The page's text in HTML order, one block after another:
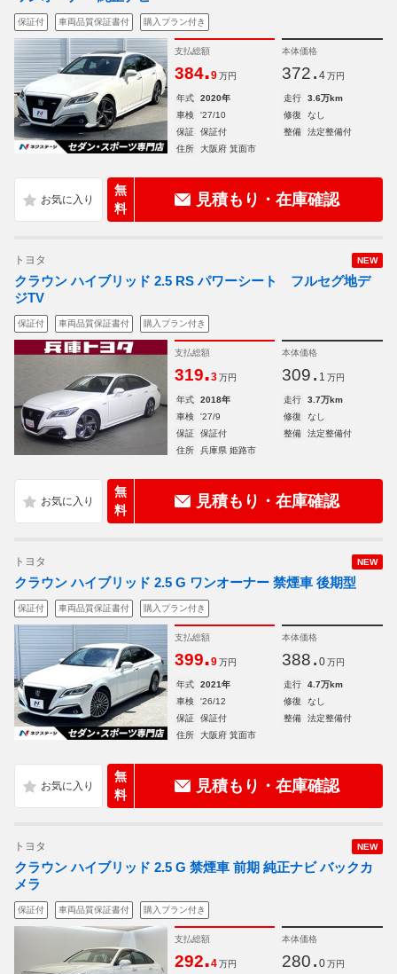
保証付 車両品質保証書付 購入プラン付き
支払総額
384.9 万円
本体価格
372. 4 万円
年式 2020年 走行
3.6万km
車検
'27/10 修復
なし
保証
保証付 整備
法定整備付
住所
大阪府 箕面市
無
料
見積もり・在庫確認
NEW
トヨタ
クラウン ハイブリッド 2.5 RS パワーシート フルセグ地デ
ジTV
保証付 車両品質保証書付 購入プラン付き
支払総額
319.3 万円
本体価格
309. 1 万円
年式 2018年 走行
3.7万km
車検
'27/9 修復
なし
保証
保証付 整備
法定整備付
住所
兵庫県 姫路市
無
料
見積もり・在庫確認
NEW
トヨタ
クラウン ハイブリッド 2.5 G ワンオーナー 禁煙車 後期型
保証付 車両品質保証書付 購入プラン付き
支払総額
399.9 万円
本体価格
388. 0 万円
年式 2021年 走行
4.7万km
車検
'26/12 修復
なし
保証
保証付 整備
法定整備付
住所
大阪府 箕面市
無
料
見積もり・在庫確認
NEW
トヨタ
クラウン ハイブリッド 2.5 G 禁煙車 前期 純正ナビ バックカ
メラ
保証付 車両品質保証書付 購入プラン付き
支払総額
292.4 万円
本体価格
280. 0 万円